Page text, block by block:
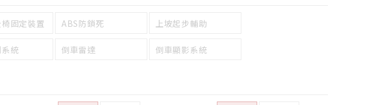
固定裝置 ABS防鎖死 上坡起步輔助
統 倒車雷達 倒車顯影系統